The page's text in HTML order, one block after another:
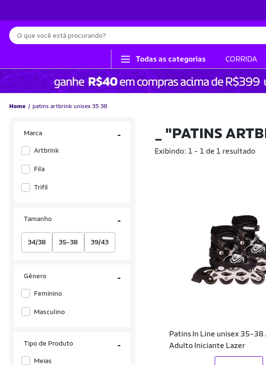
Busca
Todas as categorias CORRIDA
Home patins artbrink unisex 35 38
Marca -
Artbrink
Fila
Trifil
Tamanho -
34/38 35-38 39/43
Gênero -
Feminino
Masculino
Tipo de Produto -
Meias
"PATINS
Exibindo: 1 - 1 de 1 resultado
Patins In Line unisex 35-38
Adulto Iniciante Lazer